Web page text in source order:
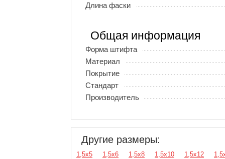
Длина фаски
Общая информация
Форма штифта
Материал
Покрытие
Стандарт
Производитель
Другие размеры:
1,5х5 1,5х6 1,5х8 1,5х10 1,5х12